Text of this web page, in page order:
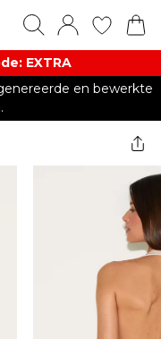
EXTRA​
en bewerkte